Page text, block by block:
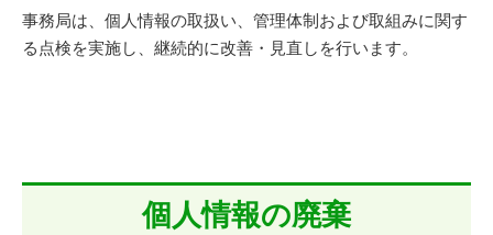
事務局は、個人情報の取扱い、管理体制および取組みに関す
る点検を実施し、継続的に改善・見直しを行います。
個人情報の廃棄